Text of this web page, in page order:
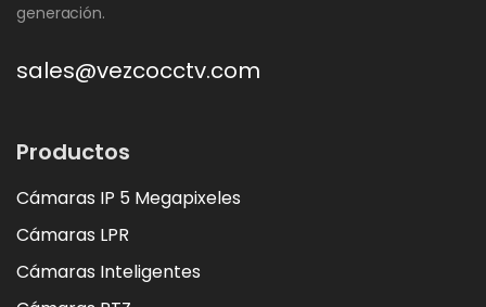
generación.
sales@vezcocctv.com
Productos
Cámaras IP 5 Megapixeles
Cámaras LPR
Cámaras Inteligentes